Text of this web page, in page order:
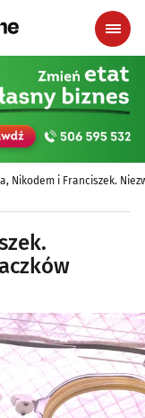
Nikodem i Franciszek.